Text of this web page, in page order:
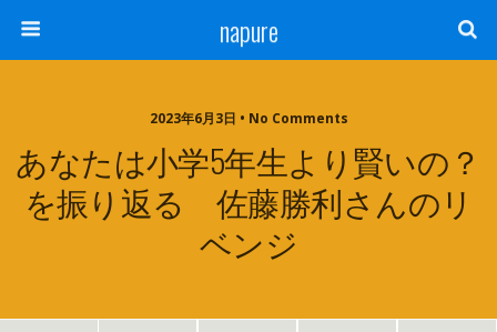
napure
2023年6月3日 • No Comments
あなたは小学5年生より賢いの？
を振り返る 佐藤勝利さんのリ
ベンジ